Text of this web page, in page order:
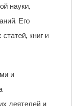
науки,
Его
книг и
и
деятелей и